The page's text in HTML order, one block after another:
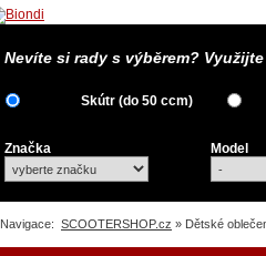
Nevíte si rady s výběrem?
Skútr (do 50 ccm)
Značka Model
Navigace: SCOOTERSHOP.cz » Dětské